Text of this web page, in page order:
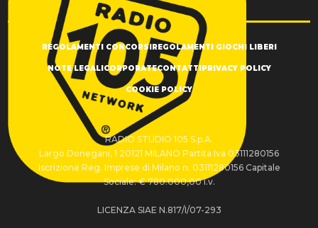
REGOLAMENTI CONCORSI REGOLAMENTI GIOCHI LIBERI
NOTE LEGALI CORPORATECONTATTI PRIVACY POLICY
COOKIE POLICY
RADIO STUDIO 105 S.p.A.
Largo Donegani, 1 20121 MILANO Partita Iva 03111280156
Iscrizione Reg. Imprese di Milano n. 03111280156 Capitale
Sociale: € 780.000,00 i.v.
LICENZA SIAE N.817/I/07-293